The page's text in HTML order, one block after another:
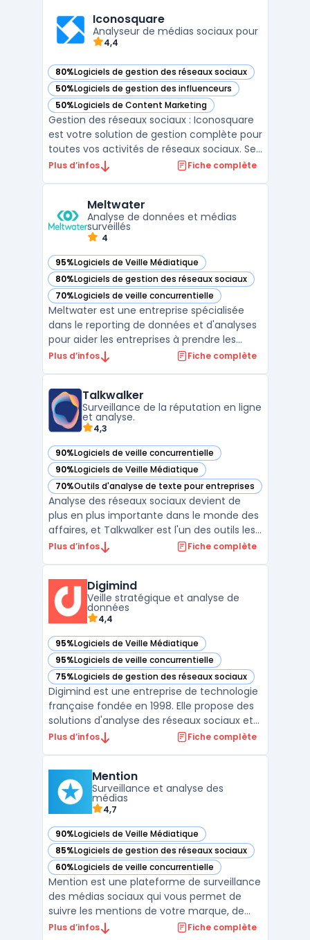
Iconosquare
Analyseur de médias sociaux pour
4,4
80%Logiciels de gestion des réseaux sociaux
— voir Iconosquare dans cette catégorie
50%Logiciels de gestion des influenceurs
— voir Iconosquare dans cette catégorie
50%Logiciels de Content Marketing
— voir Iconosquare dans cette catégorie
Gestion des réseaux sociaux : Iconosquare
est votre solution de gestion complète pour
toutes vos activités de réseaux sociaux. Ses
fonctionnalités et tableaux de bord en
en obtenant des résultats mesurables et
une croissance ...
Plus d’infos Fiche complète
Meltwater
Analyse de données et médias
surveillés
4
95%Logiciels de Veille Médiatique
— voir Meltwater dans cette catégorie
80%Logiciels de gestion des réseaux sociaux
— voir Meltwater dans cette catégorie
70%Logiciels de veille concurrentielle
— voir Meltwater dans cette catégorie
Meltwater est une entreprise spécialisée
dans le reporting de données et d'analyses
pour aider les entreprises à prendre les
bonnes décisions en se basant sur des
capable de collecter des données
provenant de nombre ...
Plus d’infos Fiche complète
Talkwalker
Surveillance de la réputation en ligne
et analyse.
4,3
90%Logiciels de veille concurrentielle
— voir Talkwalker dans cette catégorie
90%Logiciels de Veille Médiatique
— voir Talkwalker dans cette catégorie
70%Outils d'analyse de texte pour entreprises
— voir Talkwalker dans cette catégorie
Analyse des réseaux sociaux devient de
plus en plus importante dans le monde des
affaires, et Talkwalker est l'un des outils les
plus performants pour aider les marques à
utilisateur conviviale, Talkwalker permet aux
ut ...
Plus d’infos Fiche complète
Digimind
Veille stratégique et analyse de
données
4,4
95%Logiciels de Veille Médiatique
— voir Digimind dans cette catégorie
95%Logiciels de veille concurrentielle
— voir Digimind dans cette catégorie
75%Logiciels de gestion des réseaux sociaux
— voir Digimind dans cette catégorie
Digimind est une entreprise de technologie
française fondée en 1998. Elle propose des
solutions d'analyse des réseaux sociaux et
de veille stratégique pour les entreprises et
et d'alertes en temps réel qui leur pe ...
Plus d’infos Fiche complète
Mention
Surveillance et analyse des
médias
4,7
90%Logiciels de Veille Médiatique
— voir Mention dans cette catégorie
85%Logiciels de gestion des réseaux sociaux
— voir Mention dans cette catégorie
60%Logiciels de veille concurrentielle
— voir Mention dans cette catégorie
Mention est une plateforme de surveillance
des médias sociaux qui vous permet de
suivre les mentions de votre marque, de
surveiller la concurrence et de mesurer
Plus d’infos Fiche complète